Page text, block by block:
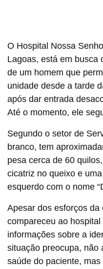
O Hospital Nossa
Lagoas, está em busca
de um homem que
unidade desde a tarde
após dar entrada
Até o momento, ele
Segundo o setor de
branco, tem
pesa cerca de 60
cicatriz no queixo e
esquerdo com o nome
Apesar dos esforços da
compareceu ao
informações sobre a
situação preocupa, não
saúde do paciente,